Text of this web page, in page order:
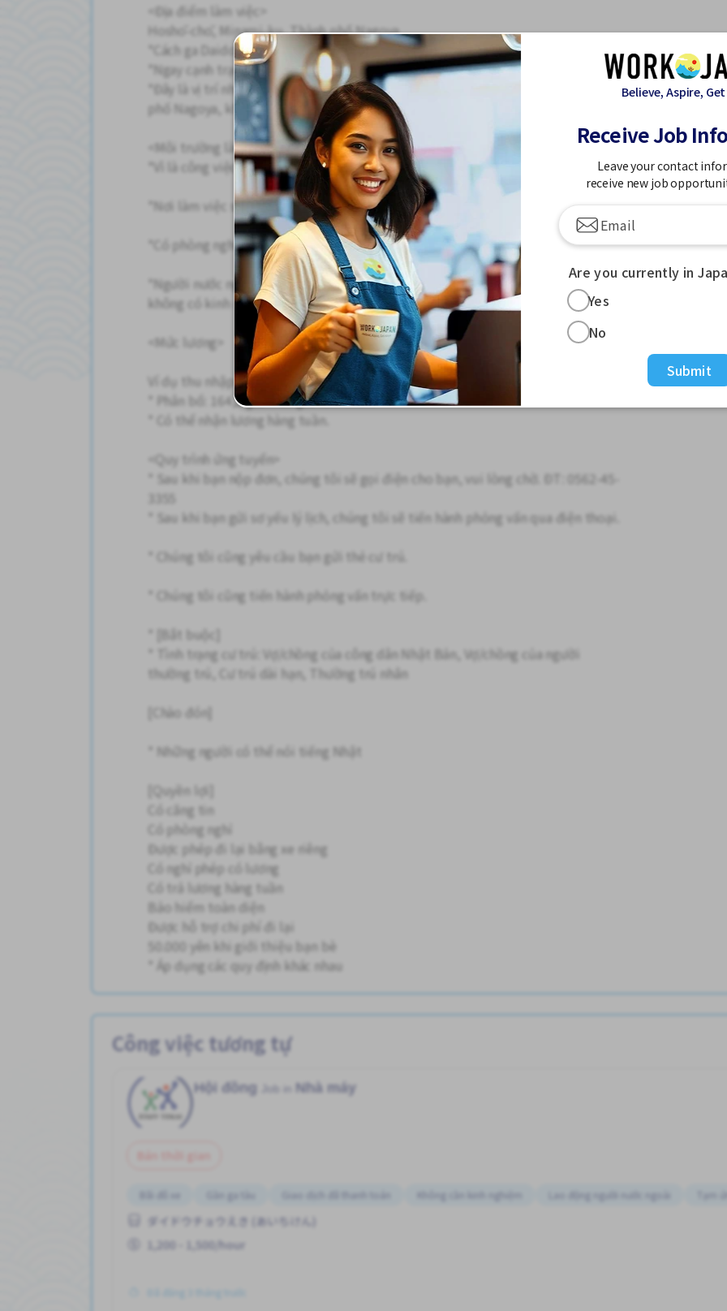
<Địa điểm làm việc>
Hoshō-chō, Minami-ku, Thành phố Nagoya
*Cách ga Daidō trên tuyến Meitetsu Tokoname khoảng 10 phút đi bộ
*Ngay cạnh trạm xe buýt Minato-Higashibashi
*Đây là vị trí nhân viên tạm thời. Địa điểm làm việc thực tế là ở Minami-ku, Thành
phố Nagoya, không phải Staff Tokai (Kyōei-chō, Thành phố Ōbu).
<Môi trường làm việc>
*Vì là công việc ngồi tại bàn nên cường độ vận động thể chất rất thấp.
*Nơi làm việc sạch sẽ, có điều hòa và hệ thống sưởi.
*Có phòng nghỉ sạch sẽ và máy bán đồ ăn nhẹ tự động.
*Người nước ngoài cũng làm việc ở đây và được đào tạo. Ngay cả những người
không có kinh nghiệm cũng có thể yên tâm.
<Mức lương>
Ví dụ thu nhập hàng tháng: 219.000 yên
* Phân bổ: 164,5 giờ + 15 giờ làm thêm
* Có thể nhận lương hàng tuần.
<Quy trình ứng tuyển>
* Sau khi bạn nộp đơn, chúng tôi sẽ gọi điện cho bạn, vui lòng chờ. ĐT: 0562-45-
* Sau khi bạn gửi sơ yếu lý lịch, chúng tôi sẽ tiến hành phỏng vấn qua điện thoại.
* Chúng tôi cũng yêu cầu bạn gửi thẻ cư trú.
* Chúng tôi cũng tiến hành phỏng vấn trực tiếp.
* [Bắt buộc]
* Tình trạng cư trú: Vợ/chồng của công dân Nhật Bản, Vợ/chồng của người
thường trú, Cư trú dài hạn, Thường trú nhân
[Chào đón]
* Những người có thể nói tiếng Nhật
[Quyền lợi]
Có căng tin
Có phòng nghỉ
Được phép đi lại bằng xe riêng
Có nghỉ phép có lương
Có trả lương hàng tuần
Bảo hiểm toàn diện
Được hỗ trợ chi phí đi lại
50.000 yên khi giới thiệu bạn bè
* Áp dụng các quy định khác nhau
Công việc tương tự
Hội đồng Nhà máy
Gần ga tàu Giao dịch đã thanh toán Không cần kinh nghiệm Lao động người nước ngoài
ダイドウチョウえき (あいちけん)
1,200 - 1,500/hour
Đã đăng 3 tháng trước
Believe, Aspire,
Receive Job
Leave your contact
receive new job
Are you currently in
Yes
No
Submit